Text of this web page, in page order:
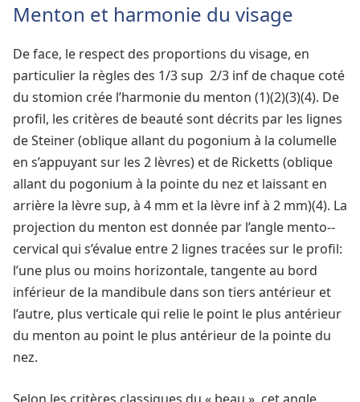
Menton et harmonie du visage
De face, le respect des proportions du visage, en
particulier la règles des 1/3 sup ­ 2/3 inf de chaque coté
du stomion crée l’harmonie du menton (1)(2)(3)(4). De
profil, les critères de beauté sont décrits par les lignes
de Steiner (oblique allant du pogonium à la columelle
en s’appuyant sur les 2 lèvres) et de Ricketts (oblique
allant du pogonium à la pointe du nez et laissant en
arrière la lèvre sup, à 4 mm et la lèvre inf à 2 mm)(4). La
projection du menton est donnée par l’angle mento-­
cervical qui s’évalue entre 2 lignes tracées sur le profil:
l’une plus ou moins horizontale, tangente au bord
inférieur de la mandibule dans son tiers antérieur et
l’autre, plus verticale qui relie le point le plus antérieur
du menton au point le plus antérieur de la pointe du
nez.